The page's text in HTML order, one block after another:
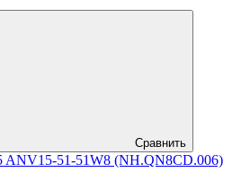
Сравнить
ANV15-51-51W8 (NH.QN8CD.006)